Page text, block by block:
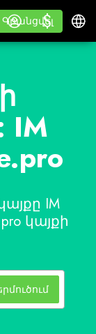
ԾԱ
ԾԱ
Սովորեք
Սովորեք
Գրանցվել
Գրանցվել
Մուտք գործել
$
$
IM
IM
կայքի